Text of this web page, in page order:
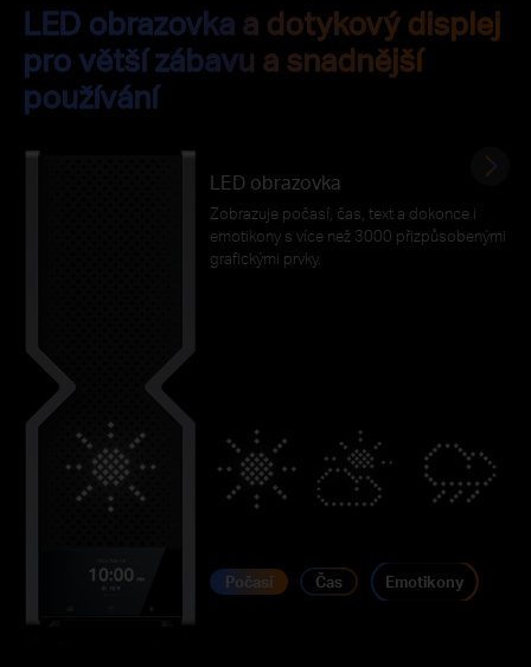
LED obrazovka a dotykový displej
pro větší zábavu a snadnější
používání
LED obrazovka
Zobrazuje počasí, čas, text a dokonce i
emotikony s více než 3000 přizpůsobenými
grafickými prvky.
Počasí Čas Emotikony